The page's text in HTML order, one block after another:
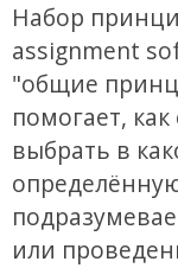
Набор
assignment
"общие
помогает,
выбрать в
или